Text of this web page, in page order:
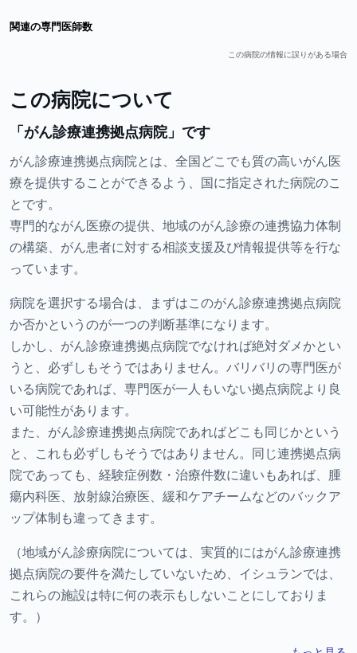
関連の専門医師数
この病院の情報に誤りがある場合
この病院について
「がん診療連携拠点病院」です
がん診療連携拠点病院とは、全国どこでも質の高いがん医
療を提供することができるよう、国に指定された病院のこ
とです。
専門的ながん医療の提供、地域のがん診療の連携協力体制
の構築、がん患者に対する相談支援及び情報提供等を行な
っています。
病院を選択する場合は、まずはこのがん診療連携拠点病院
か否かというのが一つの判断基準になります。
しかし、がん診療連携拠点病院でなければ絶対ダメかとい
うと、必ずしもそうではありません。バリバリの専門医が
いる病院であれば、専門医が一人もいない拠点病院より良
い可能性があります。
また、がん診療連携拠点病院であればどこも同じかという
と、これも必ずしもそうではありません。同じ連携拠点病
院であっても、経験症例数・治療件数に違いもあれば、腫
瘍内科医、放射線治療医、緩和ケアチームなどのバックア
ップ体制も違ってきます。
（地域がん診療病院については、実質的にはがん診療連携
拠点病院の要件を満たしていないため、イシュランでは、
これらの施設は特に何の表示もしないことにしておりま
す。）